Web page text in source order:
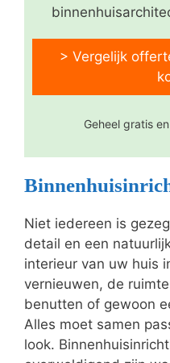
> Vergelijk
Geheel gratis
Niet iedereen is
detail en een
interieur van uw huis
vernieuwen, de
benutten of gewoon
Alles moet samen
look.